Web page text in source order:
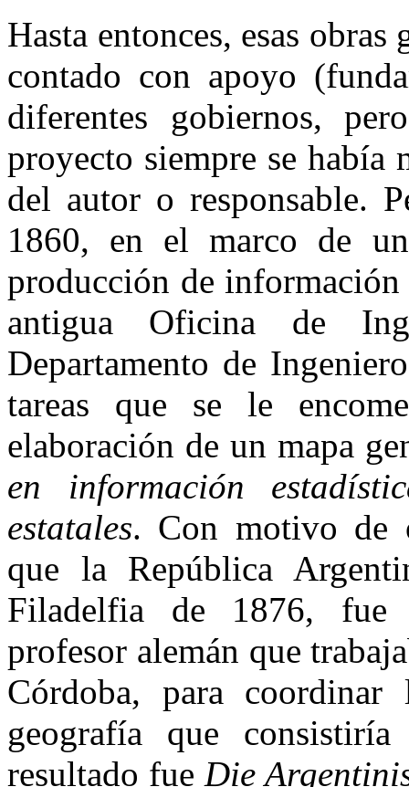
Hasta entonces, esas
contado con apoyo
diferentes gobiernos,
proyecto siempre se había
del autor o responsable.
1860, en el marco de
producción de información
antigua Oficina de
Departamento de
tareas que se le
elaboración de un mapa
en información
estatales. Con motivo de
que la República
Filadelfia de 1876, fue
profesor alemán que
Córdoba, para
geografía que
resultado fue Die